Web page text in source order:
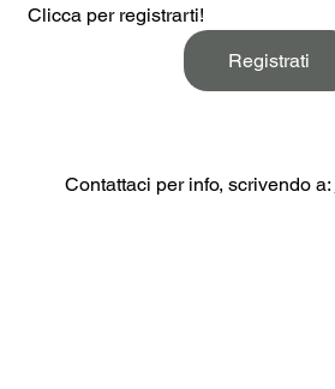
Clicca per registrarti!
Registrati
Contattaci per info, scrivendo a: